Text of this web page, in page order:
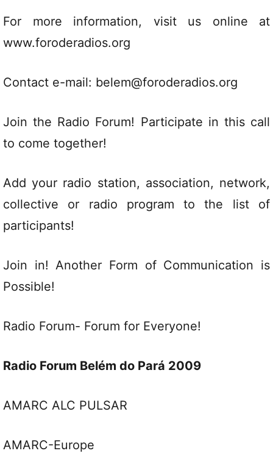
For more information, visit us online at
www.foroderadios.org
Contact e-mail: belem@foroderadios.org
Join the Radio Forum! Participate in this call
to come together!
Add your radio station, association, network,
collective or radio program to the list of
participants!
Join in! Another Form of Communication is
Possible!
Radio Forum- Forum for Everyone!
Radio Forum Belém do Pará 2009
AMARC ALC PULSAR
AMARC-Europe